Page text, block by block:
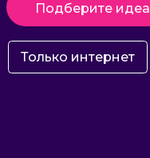
Подберите
Только интернет